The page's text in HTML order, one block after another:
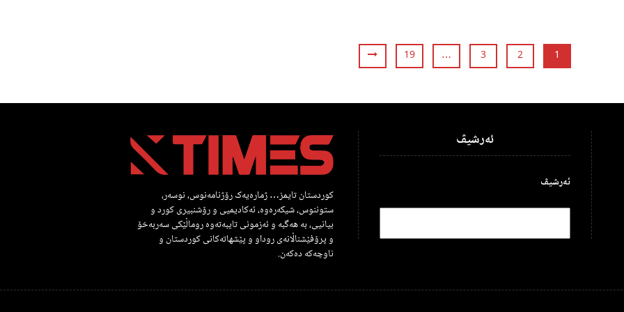
1
2
3
…
19
ئەرشیڤ
ئەرشیڤ
کوردستان تایمز… ژمارەیەک رۆژنامەنوس، نوسەر،
ستوننوس، شیکەرەوە، ئەکادیمیی و رۆشنبیری کورد و
بیانیی، بە هەگبە و ئەزمونی تایبەتەوە روماڵێکی سەربەخۆ
و پرۆفێشناڵانەی روداو و پێشهاتەکانی کوردستان و
ناوچەکە دەکەن.